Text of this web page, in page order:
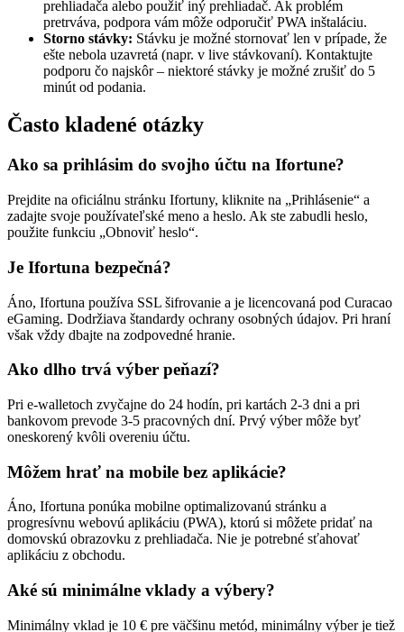
prehliadača alebo použiť iný prehliadač. Ak problém
pretrváva, podpora vám môže odporučiť PWA inštaláciu.
Storno stávky: Stávku je možné stornovať len v prípade, že
ešte nebola uzavretá (napr. v live stávkovaní). Kontaktujte
podporu čo najskôr – niektoré stávky je možné zrušiť do 5
minút od podania.
Často kladené otázky
Ako sa prihlásim do svojho účtu na Ifortune?
Prejdite na oficiálnu stránku Ifortuny, kliknite na „Prihlásenie“ a
zadajte svoje používateľské meno a heslo. Ak ste zabudli heslo,
použite funkciu „Obnoviť heslo“.
Je Ifortuna bezpečná?
Áno, Ifortuna používa SSL šifrovanie a je licencovaná pod Curacao
eGaming. Dodržiava štandardy ochrany osobných údajov. Pri hraní
však vždy dbajte na zodpovedné hranie.
Ako dlho trvá výber peňazí?
Pri e-walletoch zvyčajne do 24 hodín, pri kartách 2-3 dni a pri
bankovom prevode 3-5 pracovných dní. Prvý výber môže byť
oneskorený kvôli overeniu účtu.
Môžem hrať na mobile bez aplikácie?
Áno, Ifortuna ponúka mobilne optimalizovanú stránku a
progresívnu webovú aplikáciu (PWA), ktorú si môžete pridať na
domovskú obrazovku z prehliadača. Nie je potrebné sťahovať
aplikáciu z obchodu.
Aké sú minimálne vklady a výbery?
Minimálny vklad je 10 € pre väčšinu metód, minimálny výber je tiež